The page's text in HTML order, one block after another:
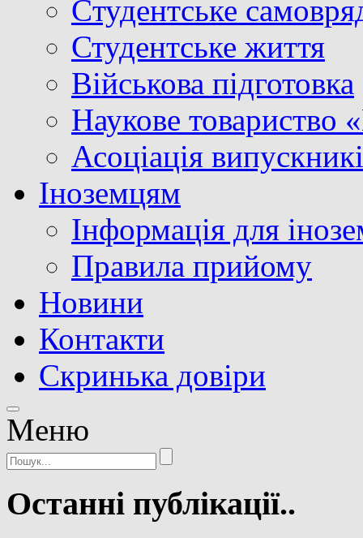
Cтудентське
Студентське життя
Військова підготовка
Наукове товариство
Асоціація
Іноземцям
Інформація для
Правила прийому
Новини
Контакти
Скринька довіри
Meню
Останні публікації..